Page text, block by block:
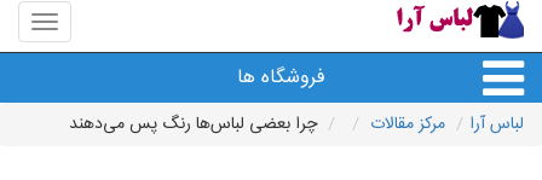
منوی
سایت
آرا
فروشگاه ها
لباس آرا مرکز مقالات چرا بعضی لباس‌ها رنگ پس می‌دهند